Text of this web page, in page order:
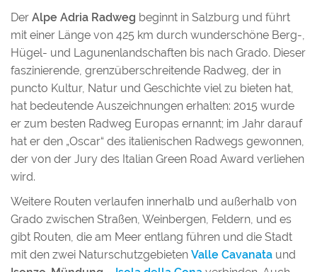
Der Alpe Adria Radweg beginnt in Salzburg und führt
mit einer Länge von 425 km durch wunderschöne Berg-,
Hügel- und Lagunenlandschaften bis nach Grado. Dieser
faszinierende, grenzüberschreitende Radweg, der in
puncto Kultur, Natur und Geschichte viel zu bieten hat,
hat bedeutende Auszeichnungen erhalten: 2015 wurde
er zum besten Radweg Europas ernannt; im Jahr darauf
hat er den „Oscar“ des italienischen Radwegs gewonnen,
der von der Jury des Italian Green Road Award verliehen
wird.
Weitere Routen verlaufen innerhalb und außerhalb von
Grado zwischen Straßen, Weinbergen, Feldern, und es
gibt Routen, die am Meer entlang führen und die Stadt
mit den zwei Naturschutzgebieten Valle Cavanata und